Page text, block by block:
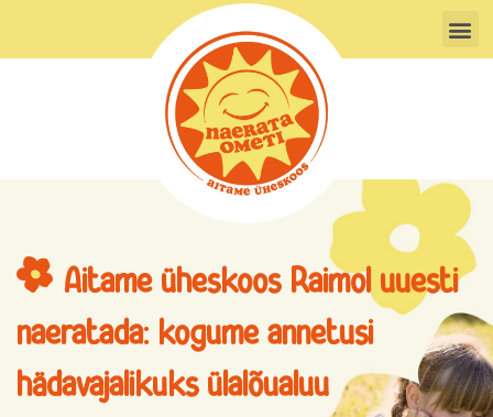
Aitame üheskoos Raimol uuesti
naeratada: kogume annetusi
hädavajalikuks ülalõualuu